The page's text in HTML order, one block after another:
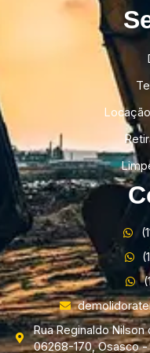
Rua Reginaldo Nilson
06268-170, Osasco -